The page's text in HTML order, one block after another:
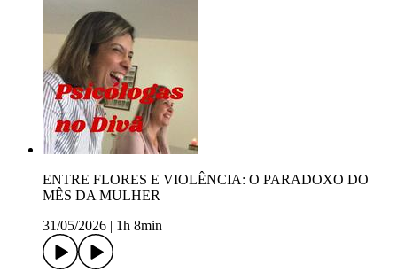
ENTRE FLORES E VIOLÊNCIA: O PARADOXO DO
MÊS DA MULHER
31/05/2026
1h 8min